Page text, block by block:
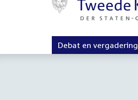
Debat en vergadering